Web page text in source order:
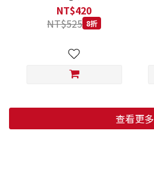
Loveabowl 天然無穀糧 1
公斤 成貓 無穀貓飼料
NT$420
NT$525 8折
查看更多